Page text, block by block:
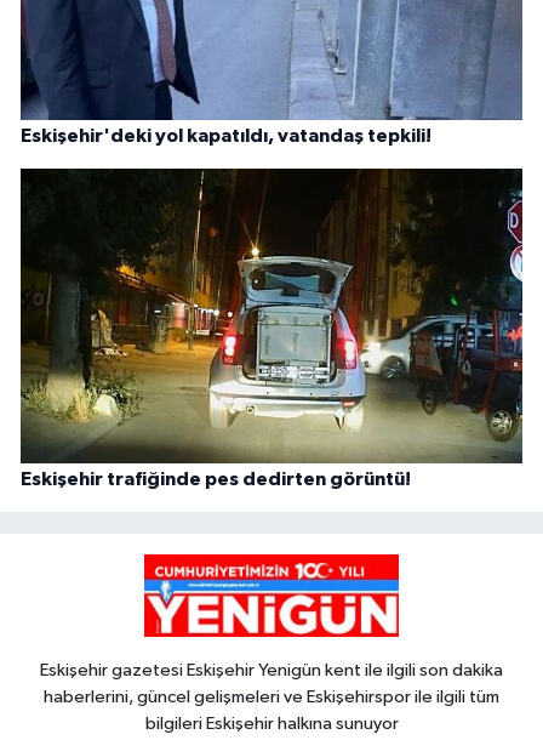
Eskişehir'deki yol kapatıldı, vatandaş tepkili!
Eskişehir trafiğinde pes dedirten görüntü!
Eskişehir gazetesi Eskişehir Yenigün kent ile ilgili son dakika
haberlerini, güncel gelişmeleri ve Eskişehirspor ile ilgili tüm
bilgileri Eskişehir halkına sunuyor